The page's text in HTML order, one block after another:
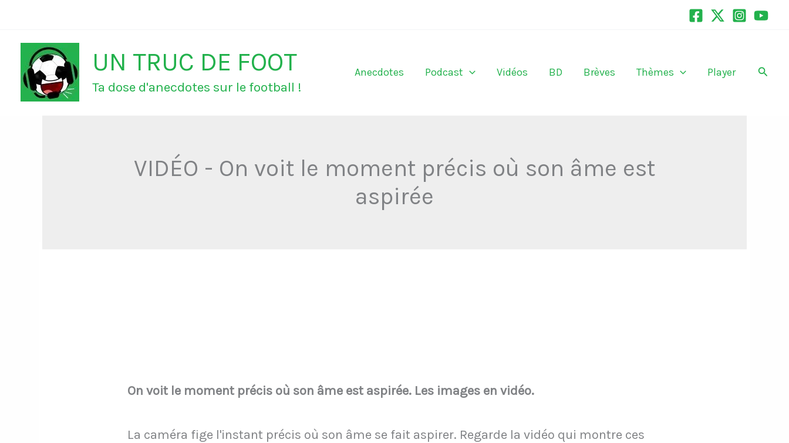
contenu
UN TRUC DE FOOT
Ta dose d'anecdotes sur le football !
Anecdotes Podcast Vidéos BD Brèves Thèmes Player
VIDÉO - On voit le moment précis où son âme est
aspirée
On voit le moment précis où son âme est aspirée. Les images en vidéo.
La caméra fige l'instant précis où son âme se fait aspirer. Regarde la vidéo qui montre ces